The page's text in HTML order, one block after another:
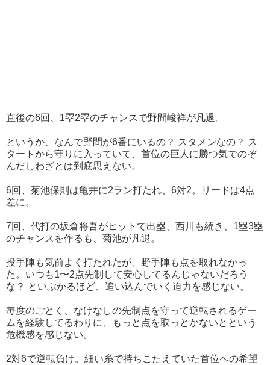
直後の6回、1塁2塁のチャンスで野間峻祥が凡退。
というか、なんで野間が6番にいるの？ スタメンなの？ ス
タートから守りに入っていて、首位の巨人に勝つ気でのぞ
んだしわざとは到底思えない。
6回、菊池保則は亀井に2ラン打たれ、6対2。リードは4点
差に。
7回、代打の坂倉将吾がヒットで出塁、西川も続き、1塁3塁
のチャンスを作るも、菊池が凡退。
投手陣も気前よく打たれたが、野手陣も点を取れなかっ
た。いつも1〜2点先制して安心してるんじゃないだろう
な？ といぶかるほど、追い込んでいく迫力を感じない。
毎度のごとく、なけなしの先制点を守って逆転されるゲー
ムを経験してるわりに、もっと点を取っとかないとという
危機感を感じない。
2対6で逆転負け。細い糸で持ちこたえていた首位への希望